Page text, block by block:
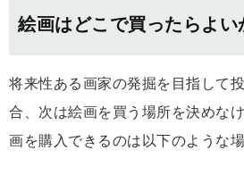
絵画はどこで買ったらよい
将来性ある画家の発掘を目指して
合、次は絵画を買う場所を決めな
画を購入できるのは以下のような